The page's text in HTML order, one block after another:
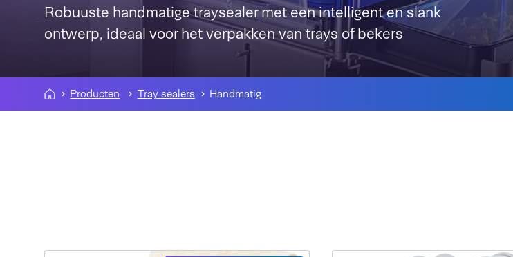
Robuuste handmatige traysealer met een intelligent en slank
ontwerp, ideaal voor het verpakken van trays of bekers
Producten Tray sealers Handmatig